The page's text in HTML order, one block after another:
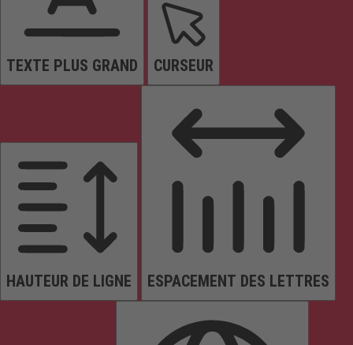
TEXTE PLUS GRAND CURSEUR
HAUTEUR DE LIGNE ESPACEMENT DES LETTRES